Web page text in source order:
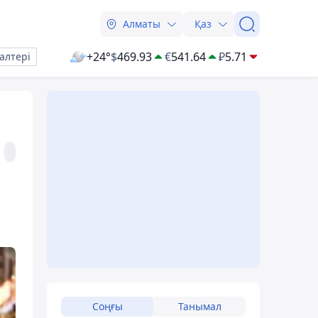
Алматы Қаз
+24°$469.93 €541.64 ₽5.71
Соңғы Танымал